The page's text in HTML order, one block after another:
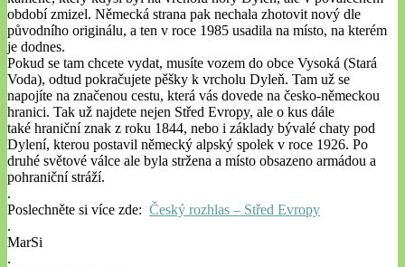
období zmizel. Německá strana pak nechala zhotovit nový dle
původního originálu, a ten v roce 1985 usadila na místo, na kterém
je dodnes.
Pokud se tam chcete vydat, musíte vozem do obce Vysoká (Stará
Voda), odtud pokračujete pěšky k vrcholu Dyleň. Tam už se
napojíte na značenou cestu, která vás dovede na česko-německou
hranici. Tak už najdete nejen Střed Evropy, ale o kus dále
také hraniční znak z roku 1844, nebo i základy bývalé chaty pod
Dylení, kterou postavil německý alpský spolek v roce 1926. Po
druhé světové válce ale byla stržena a místo obsazeno armádou a
pohraniční stráží.
.
Poslechněte si více zde: Český rozhlas – Střed Evropy
.
MarSi
.